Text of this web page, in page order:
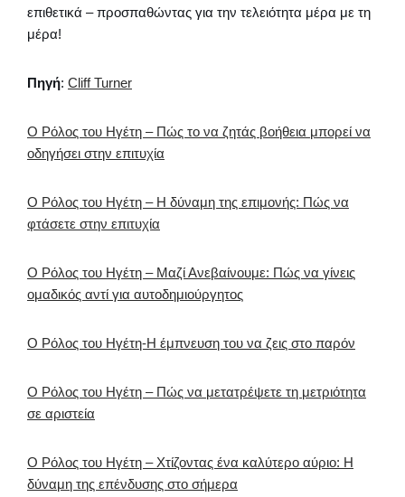
επιθετικά – προσπαθώντας για την τελειότητα μέρα με τη
μέρα!
Πηγή: Cliff Turner
Ο Ρόλος του Ηγέτη – Πώς το να ζητάς βοήθεια μπορεί να
οδηγήσει στην επιτυχία
Ο Ρόλος του Ηγέτη – Η δύναμη της επιμονής: Πώς να
φτάσετε στην επιτυχία
Ο Ρόλος του Ηγέτη – Μαζί Ανεβαίνουμε: Πώς να γίνεις
ομαδικός αντί για αυτοδημιούργητος
Ο Ρόλος του Ηγέτη-Η έμπνευση του να ζεις στο παρόν
Ο Ρόλος του Ηγέτη – Πώς να μετατρέψετε τη μετριότητα
σε αριστεία
Ο Ρόλος του Ηγέτη – Χτίζοντας ένα καλύτερο αύριο: Η
δύναμη της επένδυσης στο σήμερα